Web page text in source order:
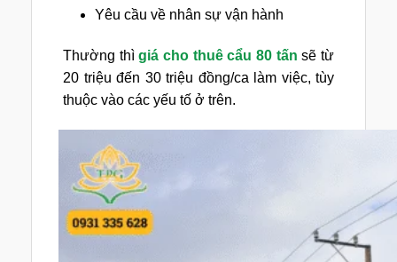
Yêu cầu về nhân sự vận hành
Thường thìgiá cho thuê cẩu 80 tấn sẽ từ
20 triệu đến 30 triệu đồng/ca làm việc, tùy
thuộc vào các yếu tố ở trên.